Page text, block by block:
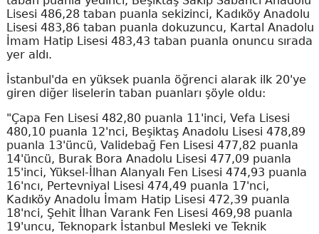
Lisesi 486,28 taban puanla sekizinci, Kadıköy Anadolu
Lisesi 483,86 taban puanla dokuzuncu, Kartal Anadolu
İmam Hatip Lisesi 483,43 taban puanla onuncu sırada
yer aldı.
İstanbul'da en yüksek puanla öğrenci alarak ilk 20'ye
giren diğer liselerin taban puanları şöyle oldu:
"Çapa Fen Lisesi 482,80 puanla 11'inci, Vefa Lisesi
480,10 puanla 12'nci, Beşiktaş Anadolu Lisesi 478,89
puanla 13'üncü, Validebağ Fen Lisesi 477,82 puanla
14'üncü, Burak Bora Anadolu Lisesi 477,09 puanla
15'inci, Yüksel-İlhan Alanyalı Fen Lisesi 474,93 puanla
16'ncı, Pertevniyal Lisesi 474,49 puanla 17'nci,
Kadıköy Anadolu İmam Hatip Lisesi 472,39 puanla
18'nci, Şehit İlhan Varank Fen Lisesi 469,98 puanla
19'uncu, Teknopark İstanbul Mesleki ve Teknik